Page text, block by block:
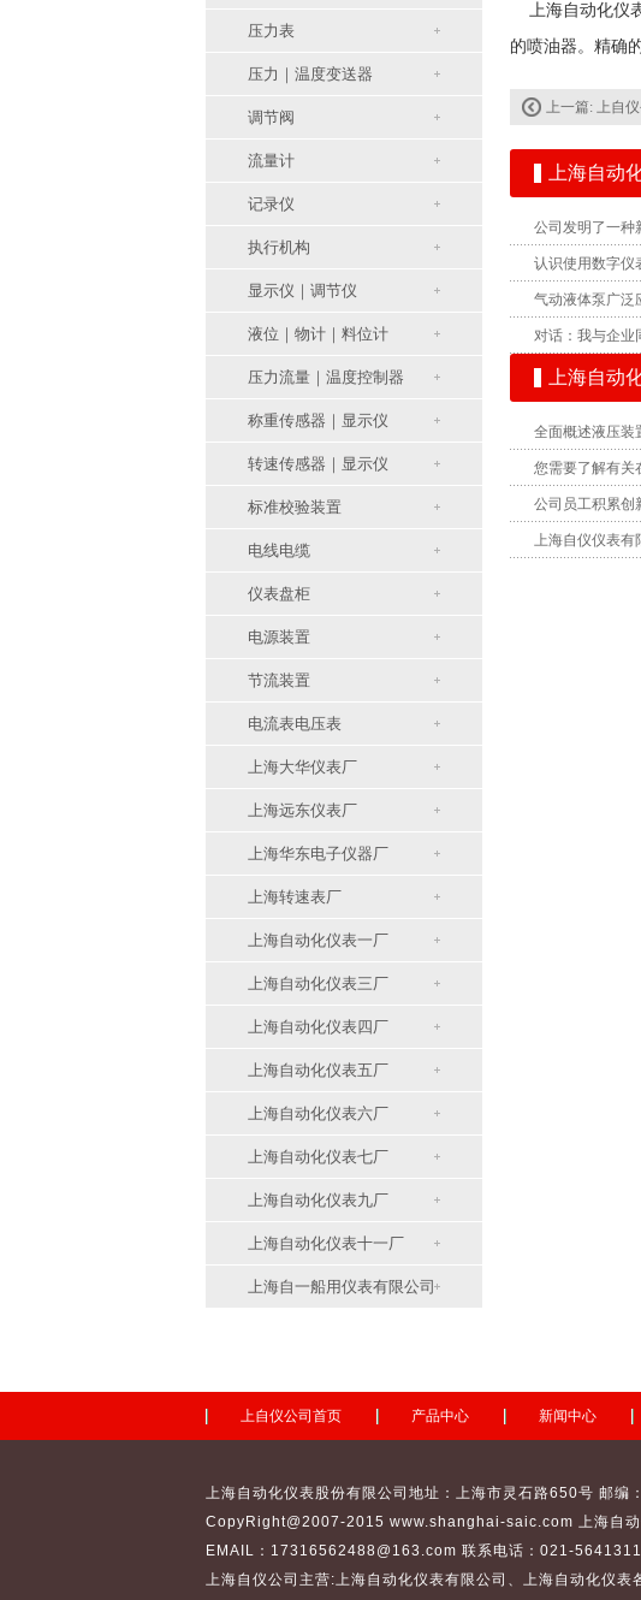
压力表
压力｜温度变送器
调节阀
流量计
记录仪
执行机构
显示仪｜调节仪
液位｜物计｜料位计
压力流量｜温度控制器
称重传感器｜显示仪
转速传感器｜显示仪
标准校验装置
电线电缆
仪表盘柜
电源装置
节流装置
电流表电压表
上海大华仪表厂
上海远东仪表厂
上海华东电子仪器厂
上海转速表厂
上海自动化仪表一厂
上海自动化仪表三厂
上海自动化仪表四厂
上海自动化仪表五厂
上海自动化仪表六厂
上海自动化仪表七厂
上海自动化仪表九厂
上海自动化仪表十一厂
上海自一船用仪表有限公司
上海自动化仪
的喷油器。精确
上一篇: 上自仪公
上海自动
公司发明了一种
认识使用数字仪
气动液体泵广泛
对话：我与企
上海自动
全面概述液压装
您需要了解有关
公司员工积累创
上海自仪仪表有
上自仪公司首页 产品中心 新闻中心
上海自动化仪表股份有限公司地址：上海市灵石路650号 邮编
CopyRight@2007-2015 www.shanghai-saic.com 上海自
EMAIL：17316562488@163.com 联系电话：021-
上海自仪公司主营:上海自动化仪表有限公司 、 上海自动化仪表